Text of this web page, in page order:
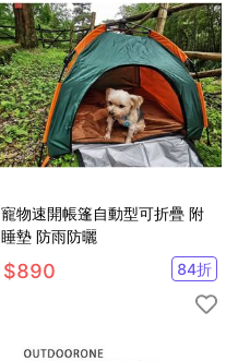
寵物速開帳篷自動型可折疊 附
睡墊 防雨防曬
$890 84折